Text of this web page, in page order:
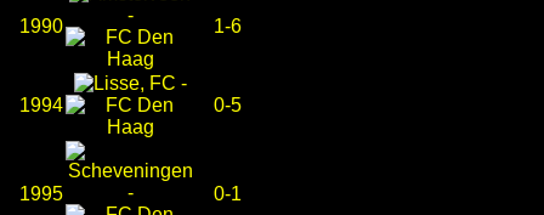
1990
-
1-6
1994
-
0-5
1995 - 0-1